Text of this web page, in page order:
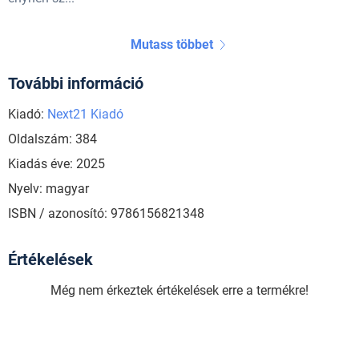
Mutass többet
További információ
Kiadó: Next21 Kiadó
Oldalszám: 384
Kiadás éve: 2025
Nyelv: magyar
ISBN / azonosító: 9786156821348
Értékelések
Még nem érkeztek értékelések erre a termékre!